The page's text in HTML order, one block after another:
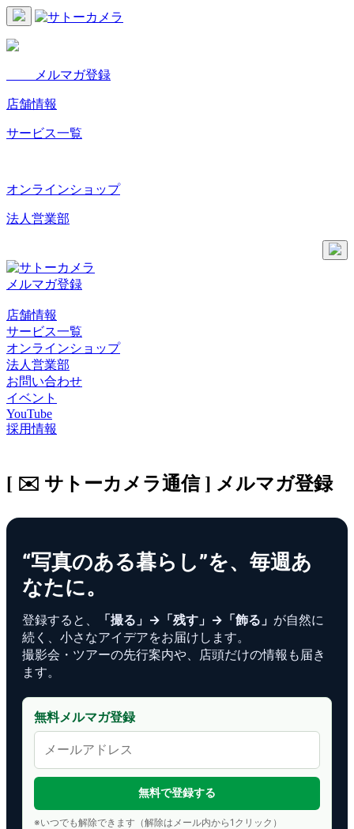
メルマガ登録
店舗情報
サービス一覧
オンラインショップ
法人営業部
メルマガ登録
店舗情報
サービス一覧
オンラインショップ
法人営業部
お問い合わせ
イベント
YouTube
採用情報
[ ✉️ サトーカメラ通信 ] メルマガ登録
“写真のある暮らし”を、毎週あ
なたに。
登録すると、 「撮る」→「残す」→「飾る」 が自然に
続く、小さなアイデアをお届けします。
撮影会・ツアーの先行案内や、店頭だけの情報も届き
ます。
無料メルマガ登録
※いつでも解除できます（解除はメール内から1クリック）